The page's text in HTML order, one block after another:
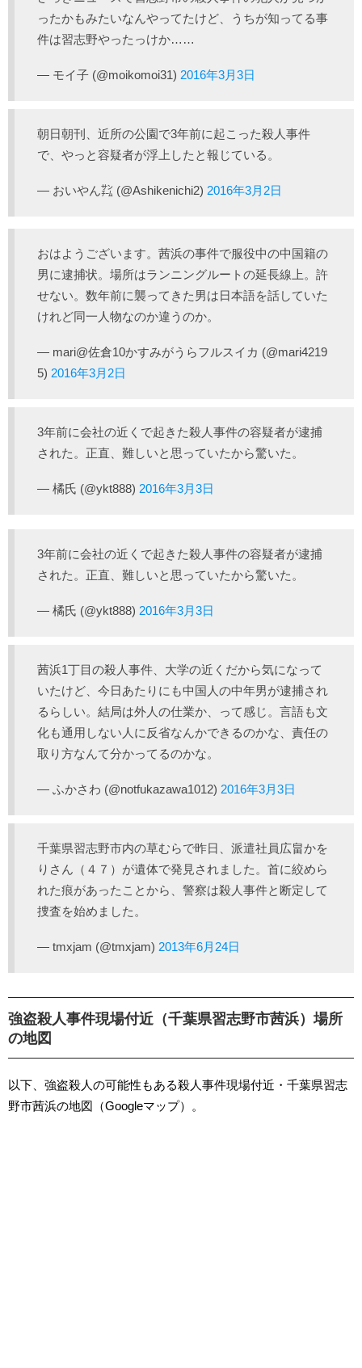
ったかもみたいなんやってたけど、うちが知ってる事
件は習志野やったっけか……
— モイ子 (@moikomoi31) 2016年3月3日
朝日朝刊、近所の公園で3年前に起こった殺人事件
で、やっと容疑者が浮上したと報じている。
— おいやん㌠ (@Ashikenichi2) 2016年3月2日
おはようございます。茜浜の事件で服役中の中国籍の
男に逮捕状。場所はランニングルートの延長線上。許
せない。数年前に襲ってきた男は日本語を話していた
けれど同一人物なのか違うのか。
— mari@佐倉10かすみがうらフルスイカ (@mari4219
5) 2016年3月2日
3年前に会社の近くで起きた殺人事件の容疑者が逮捕
された。正直、難しいと思っていたから驚いた。
— 橘氏 (@ykt888) 2016年3月3日
3年前に会社の近くで起きた殺人事件の容疑者が逮捕
された。正直、難しいと思っていたから驚いた。
— 橘氏 (@ykt888) 2016年3月3日
茜浜1丁目の殺人事件、大学の近くだから気になって
いたけど、今日あたりにも中国人の中年男が逮捕され
るらしい。結局は外人の仕業か、って感じ。言語も文
化も通用しない人に反省なんかできるのかな、責任の
取り方なんて分かってるのかな。
— ふかさわ (@notfukazawa1012) 2016年3月3日
千葉県習志野市内の草むらで昨日、派遣社員広畠かを
りさん（４７）が遺体で発見されました。首に絞めら
れた痕があったことから、警察は殺人事件と断定して
捜査を始めました。
— tmxjam (@tmxjam) 2013年6月24日
強盗殺人事件現場付近（千葉県習志野市茜浜）場所
の地図
以下、強盗殺人の可能性もある殺人事件現場付近・千葉県習志
野市茜浜の地図（Googleマップ）。